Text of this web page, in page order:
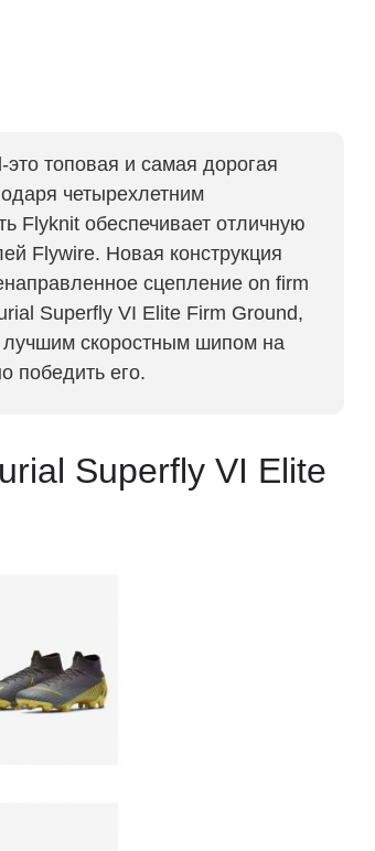
топовая и самая дорогая
четырехлетним
Flyknit обеспечивает отличную
Flywire. Новая конструкция
сцепление on firm
Superfly VI Elite Firm Ground,
лучшим скоростным шипом на
победить его.
Superfly VI Elite